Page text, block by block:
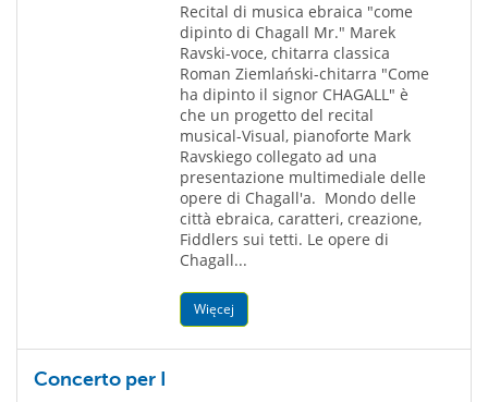
Recital di musica ebraica "come
dipinto di Chagall Mr." Marek
Ravski-voce, chitarra classica
Roman Ziemlański-chitarra "Come
ha dipinto il signor CHAGALL" è
che un progetto del recital
musical-Visual, pianoforte Mark
Ravskiego collegato ad una
presentazione multimediale delle
opere di Chagall'a. ​ Mondo delle
città ebraica, caratteri, creazione,
Fiddlers sui tetti. Le opere di
Chagall...
Więcej
Concerto per I